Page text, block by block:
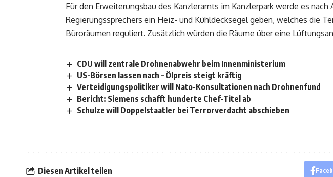
Für den Erweiterungsbau des Kanzleramts im Kanzlerpark werde es nach
Regierungssprechers ein Heiz- und Kühldecksegel geben, welches die
Büroräumen reguliert. Zusätzlich würden die Räume über eine
CDU will zentrale Drohnenabwehr beim Innenministerium
US-Börsen lassen nach – Ölpreis steigt kräftig
Verteidigungspolitiker will Nato-Konsultationen nach Drohnenfund
Bericht: Siemens schafft hunderte Chef-Titel ab
Schulze will Doppelstaatler bei Terrorverdacht abschieben
Diesen Artikel teilen